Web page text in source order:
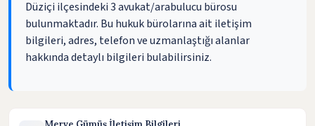
Düziçi ilçesindeki 3 avukat/arabulucu bürosu
bulunmaktadır. Bu hukuk bürolarına ait iletişim
bilgileri, adres, telefon ve uzmanlaştığı alanlar
hakkında detaylı bilgileri bulabilirsiniz.